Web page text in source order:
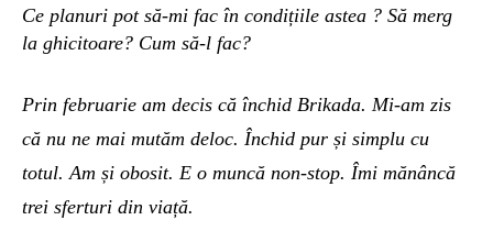
Ce planuri pot să-mi fac în condițiile astea ? Să merg
la ghicitoare? Cum să-l fac?
Prin februarie am decis că închid Brikada. Mi-am zis
că nu ne mai mutăm deloc. Închid pur și simplu cu
totul. Am și obosit. E o muncă non-stop. Îmi mănâncă
trei sferturi din viață.